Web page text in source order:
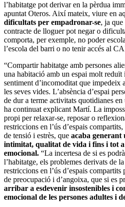
l’habitatge pot derivar en la pèrdua
apuntat Oteros. Així mateix, viure en
dificultats per empadronar-se, ja
contracte de lloguer pot negar o
comporta, per exemple, no poder
l’escola del barri o no tenir accés al
“Compartir habitatge amb persones
una habitació amb un espai molt
sentiment d’incomoditat que impedeix
les seves vides. L’absència d’espai
de dur a terme activitats quotidianes
ha continuat explicant Martí. La
propi per relaxar-se, reposar o
restriccions en l’ús d’espais
de tensió i estrès, que acaba generant
intimitat, qualitat de vida i fins i tot
emocional. “La incertesa de si es
l’habitatge, els problemes derivats de
restriccions en l’ús d’espais
de preocupació i d’angoixa, que si es
arribar a esdevenir insostenibles i
emocional de les persones adultes i